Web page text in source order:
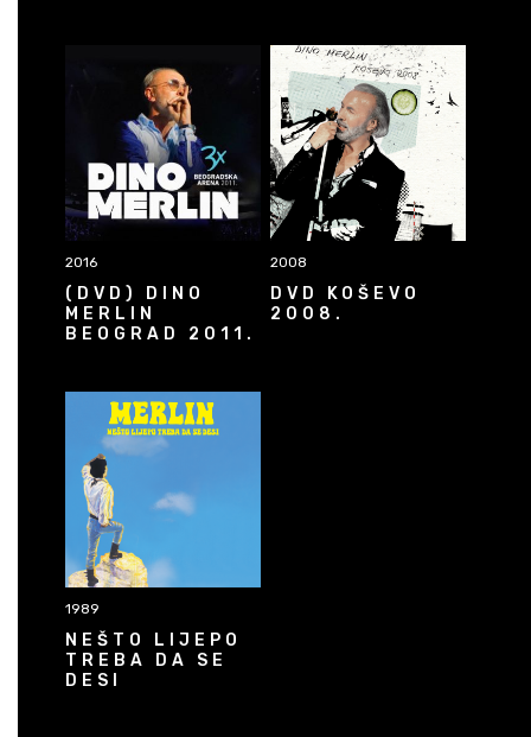
2016
(DVD) DINO
MERLIN
BEOGRAD 2011.
2008
DVD KOŠEVO
2008.
1989
NEŠTO LIJEPO
TREBA DA SE
DESI